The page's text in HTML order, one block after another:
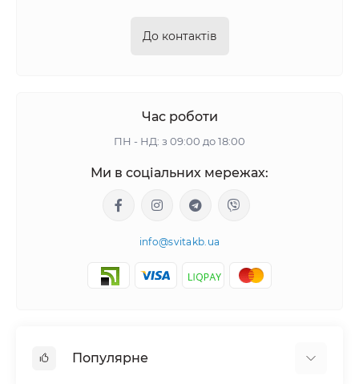
До контактів
Час роботи
ПН - НД: з 09:00 до 18:00
Ми в соціальних мережах:
info@svitakb.ua
Популярне